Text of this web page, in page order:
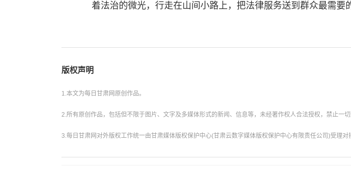
着法治的微光，行走在山间小路上，把法律服务送到群众最需要
版权声明
1.本文为每日甘肃网原创作品。
2.所有原创作品，包括但不限于图片、文字及多媒体形式的新闻、信息等，未经著作权人合法授权，禁止一
3.每日甘肃网对外版权工作统一由甘肃媒体版权保护中心(甘肃云数字媒体版权保护中心有限责任公司)受理